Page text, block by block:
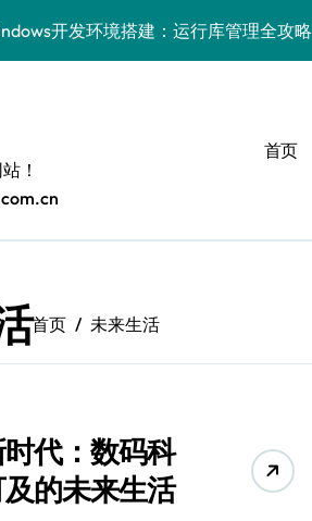
开发环境搭建：运行库管理全攻略
云架构下弹性计算优化探索
机视觉索引漏洞深度剖析与修复
计算重塑云架构：降本增效实战指南
之速，铸iOS移动互联新标杆
定位漏洞，优化索引效率
！
首页
首页 未来生活
代：数码科
的未来生活